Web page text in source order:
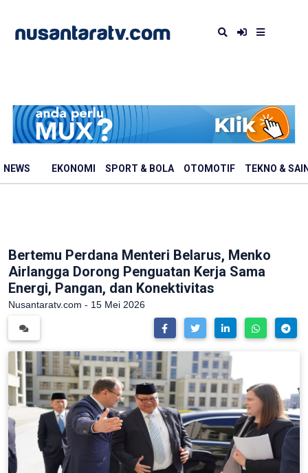
NEWS EKONOMI SPORT & BOLA OTOMOTIF TEKNO &
Bertemu Perdana Menteri Belarus, Menko
Airlangga Dorong Penguatan Kerja Sama
Energi, Pangan, dan Konektivitas
Nusantaratv.com - 15 Mei 2026